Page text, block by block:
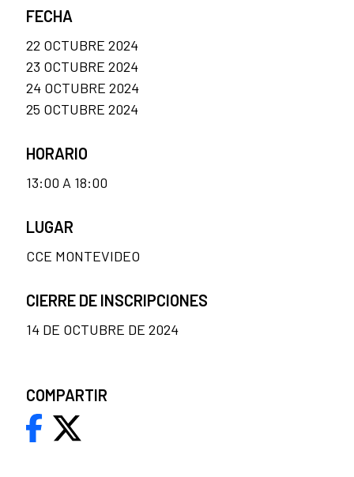
FECHA
22 OCTUBRE 2024
23 OCTUBRE 2024
24 OCTUBRE 2024
25 OCTUBRE 2024
HORARIO
13:00 A 18:00
LUGAR
CCE MONTEVIDEO
CIERRE DE INSCRIPCIONES
14 DE OCTUBRE DE 2024
COMPARTIR